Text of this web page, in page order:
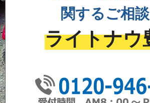
関するご相
ライトナウ